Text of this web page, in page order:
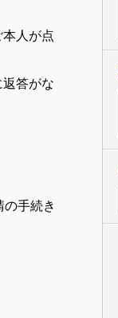
人が点
答がな
手続き